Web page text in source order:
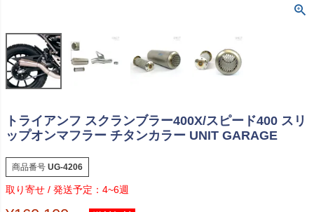
トライアンフ スクランブラー400X/スピード400 スリ
ップオンマフラー チタンカラー UNIT GARAGE
商品番号 UG-4206
4~6週